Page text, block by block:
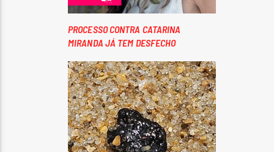
PROCESSO CONTRA CATARINA
MIRANDA JÁ TEM DESFECHO